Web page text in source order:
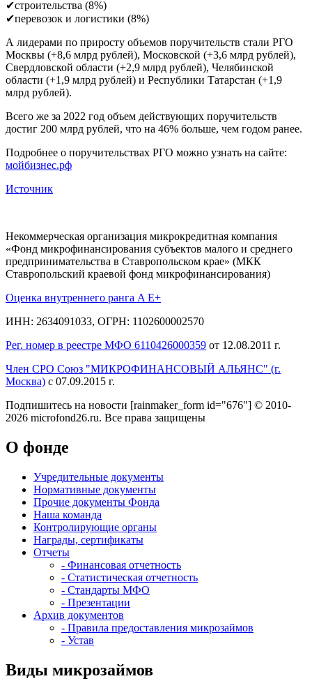
✔строительства (8%)
✔перевозок и логистики (8%)
А лидерами по приросту объемов поручительств стали РГО
Москвы (+8,6 млрд рублей), Московской (+3,6 млрд рублей),
Свердловской области (+2,9 млрд рублей), Челябинской
области (+1,9 млрд рублей) и Республики Татарстан (+1,9
млрд рублей).
Всего же за 2022 год объем действующих поручительств
достиг 200 млрд рублей, что на 46% больше, чем годом ранее.
Подробнее о поручительствах РГО можно узнать на сайте:
мойбизнес.рф
Источник
Некоммерческая организация микрокредитная компания
«Фонд микрофинансирования субъектов малого и среднего
предпринимательства в Ставропольском крае» (МКК
Ставропольский краевой фонд микрофинансирования)
Оценка внутреннего ранга A E+
ИНН: 2634091033, ОГРН: 1102600002570
Рег. номер в реестре МФО 6110426000359 от 12.08.2011 г.
Член СРО Союз "МИКРОФИНАНСОВЫЙ АЛЬЯНС" (г.
Москва) с 07.09.2015 г.
Подпишитесь на новости [rainmaker_form id="676"] © 2010-
2026 microfond26.ru. Все права защищены
О фонде
Учредительные документы
Нормативные документы
Прочие документы Фонда
Наша команда
Контролирующие органы
Награды, сертификаты
Отчеты
- Финансовая отчетность
- Статистическая отчетность
- Стандарты МФО
- Презентации
Архив документов
- Правила предоставления микрозаймов
- Устав
Виды микрозаймов